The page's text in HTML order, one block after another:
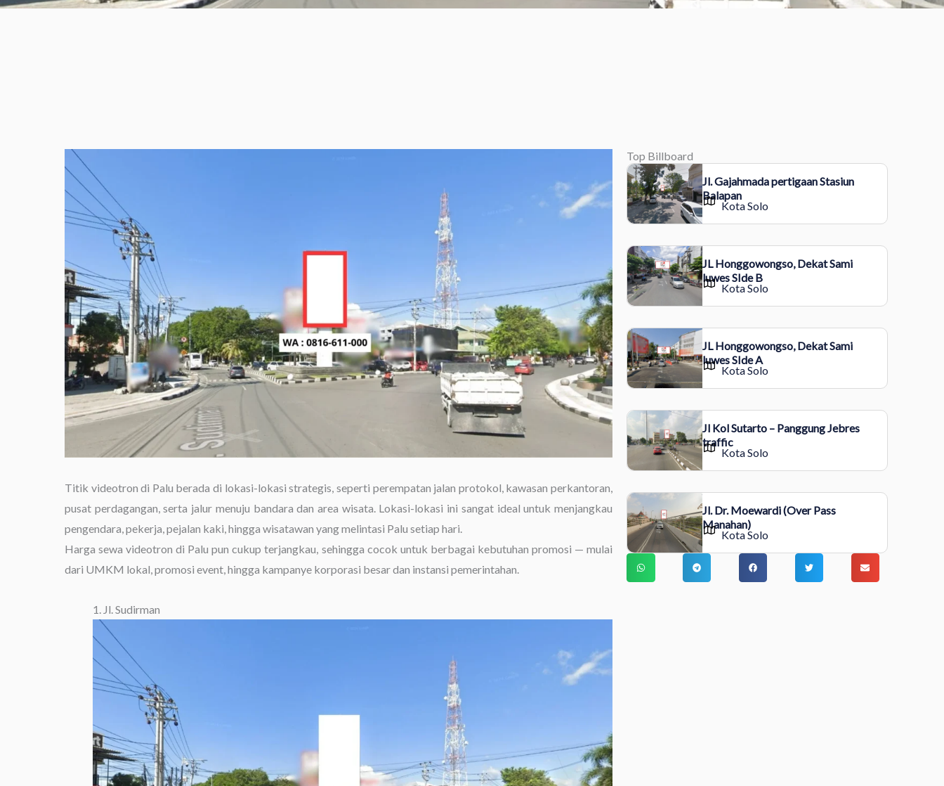
Titik videotron di Palu berada di lokasi-lokasi strategis, seperti perempatan jalan protokol, kawasan perkantoran,
pusat perdagangan, serta jalur menuju bandara dan area wisata. Lokasi-lokasi ini sangat ideal untuk menjangkau
pengendara, pekerja, pejalan kaki, hingga wisatawan yang melintasi Palu setiap hari.
Harga sewa videotron di Palu pun cukup terjangkau, sehingga cocok untuk berbagai kebutuhan promosi — mulai
dari UMKM lokal, promosi event, hingga kampanye korporasi besar dan instansi pemerintahan.
1. Jl. Sudirman
Top Billboard
Jl. Gajahmada pertigaan Stasiun
Balapan
Kota Solo
JL Honggowongso, Dekat Sami
luwes SIde B
Kota Solo
JL Honggowongso, Dekat Sami
luwes SIde A
Kota Solo
Jl Kol Sutarto – Panggung Jebres
traffic
Kota Solo
Jl. Dr. Moewardi (Over Pass
Manahan)
Kota Solo